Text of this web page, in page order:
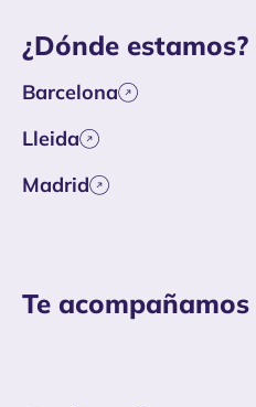
¿Dónde estamos?
Barcelona
Lleida
Madrid
Te acompañamos